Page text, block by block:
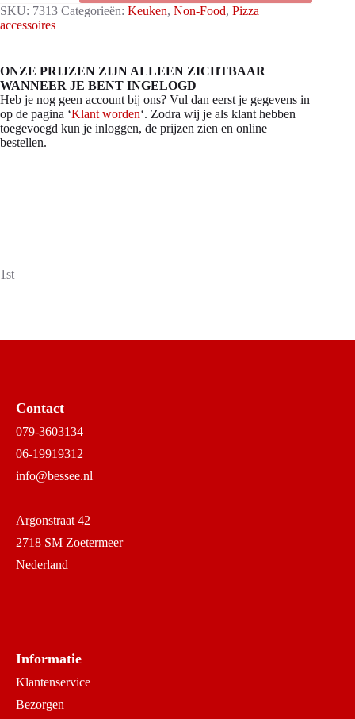
SKU: 7313 Categorieën: Keuken, Non-Food, Pizza
accessoires
ONZE PRIJZEN ZIJN ALLEEN ZICHTBAAR
WANNEER JE BENT INGELOGD
Heb je nog geen account bij ons? Vul dan eerst je gegevens in
op de pagina ‘Klant worden‘. Zodra wij je als klant hebben
toegevoegd kun je inloggen, de prijzen zien en online
bestellen.
1st
Contact
079-3603134
06-19919312
info@bessee.nl
Argonstraat 42
2718 SM Zoetermeer
Nederland
Informatie
Klantenservice
Bezorgen